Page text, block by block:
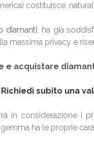
costituisce,
diamanti, ha già
massima privacy e
e acquistare
Richiedi subito una
in considerazione i
ha le proprie